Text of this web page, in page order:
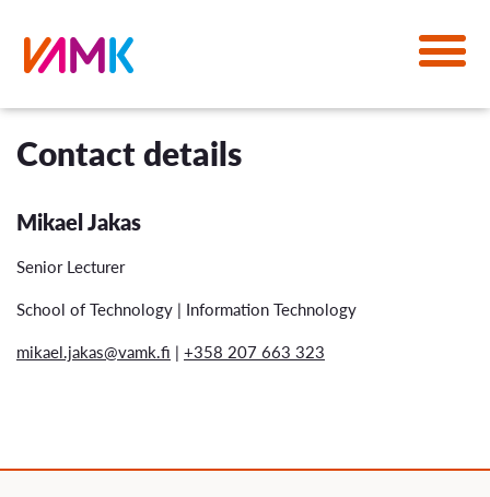
Contact details
Mikael Jakas
Senior Lecturer
School of Technology | Information Technology
mikael.jakas@vamk.fi | +358 207 663 323